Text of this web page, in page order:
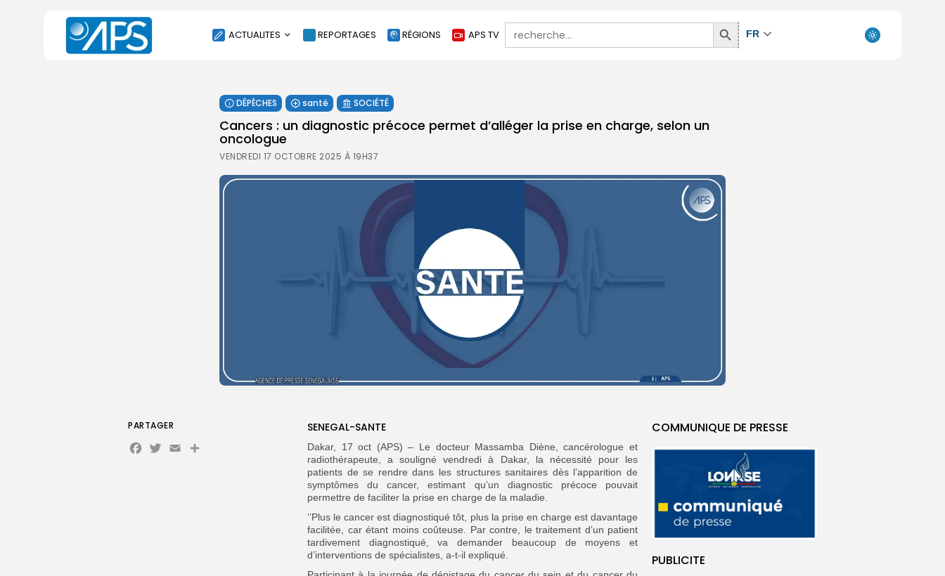
ACTUALITES
SOCIÉTÉ
ÉCONOMIE
CULTURE
ENVIRONNEMENT
REPORTAGES RÉGIONS APS TV
Search
for:
Search
Button
FR
DÉPÊCHES santé SOCIÉTÉ
Cancers : un diagnostic précoce permet d’alléger la prise en charge, selon un
oncologue
VENDREDI 17 OCTOBRE 2025 À 19H37
COMMUNIQUE DE PRESSE
PUBLICITE
SENEGAL-SANTE
Dakar, 17 oct (APS) – Le docteur Massamba Diène, cancérologue et
radiothérapeute, a souligné vendredi à Dakar, la nécessité pour les
patients de se rendre dans les structures sanitaires dès l’apparition de
symptômes du cancer, estimant qu’un diagnostic précoce pouvait
permettre de faciliter la prise en charge de la maladie.
‘’Plus le cancer est diagnostiqué tôt, plus la prise en charge est davantage
facilitée, car étant moins coûteuse. Par contre, le traitement d’un patient
tardivement diagnostiqué, va demander beaucoup de moyens et
d’interventions de spécialistes, a-t-il expliqué.
PARTAGER
Facebook
Twitter
Email